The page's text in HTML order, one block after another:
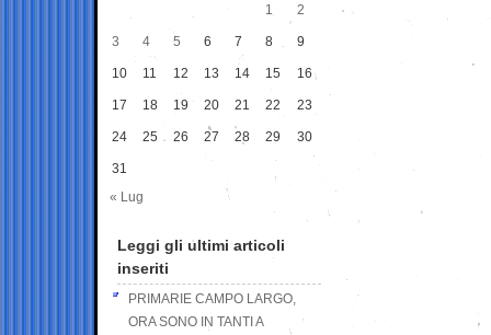
1
2
3 4 5 6 7 8 9
10 11 12 13 14 15 16
17 18 19 20 21 22 23
24 25 26 27 28 29 30
31
« Lug
Leggi gli ultimi articoli
inseriti
PRIMARIE CAMPO LARGO,
ORA SONO IN TANTI A